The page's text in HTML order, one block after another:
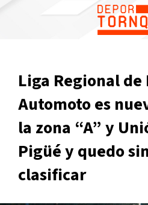
Liga Regional
Automoto es
la zona “A” y
Pigüé y quedo
clasificar